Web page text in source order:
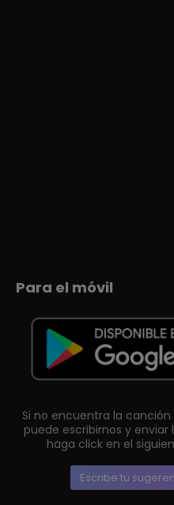
Para el móvil
Si no encuentra la
puede escribirnos y enviar
haga click en el
Escribe tu